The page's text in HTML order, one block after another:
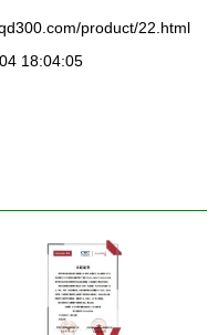
product/22.html
18:04:05